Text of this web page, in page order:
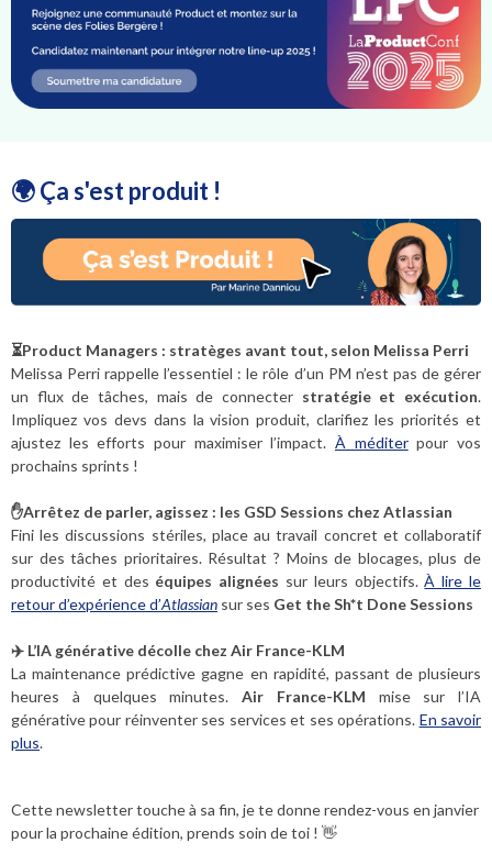
🌍 Ça s'est produit !
⏳Product Managers : stratèges avant tout, selon Melissa Perri
Melissa Perri rappelle l’essentiel : le rôle d’un PM n’est pas de gérer
un flux de tâches, mais de connecter stratégie et exécution.
Impliquez vos devs dans la vision produit, clarifiez les priorités et
ajustez les efforts pour maximiser l’impact. À méditerpour vos
prochains sprints !
✋Arrêtez de parler, agissez : les GSD Sessions chez Atlassian
Fini les discussions stériles, place au travail concret et collaboratif
sur des tâches prioritaires. Résultat ? Moins de blocages, plus de
productivité et des équipes alignées sur leurs objectifs.À lire le
retour d’expérience d’Atlassian sur ses Get the Sh*t Done Sessions
✈️ L’IA générative décolle chez Air France-KLM
La maintenance prédictive gagne en rapidité, passant de plusieurs
heures à quelques minutes. Air France-KLM mise sur l’IA
générative pour réinventer ses services et ses opérations. En savoir
plus.
Cette newsletter touche à sa fin, je te donne rendez-vous en janvier
pour la prochaine édition, prends soin de toi ! 👋